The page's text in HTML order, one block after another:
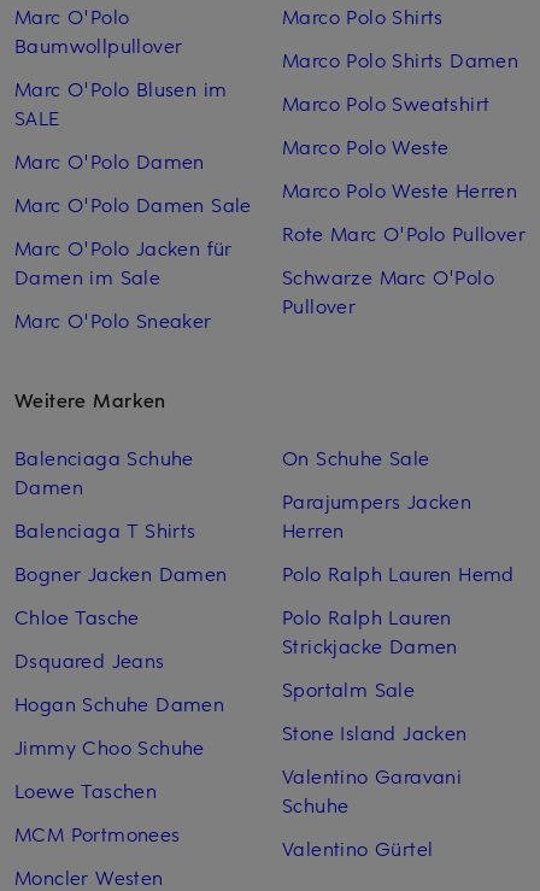
Marc O'Polo
Baumwollpullover
Marc O'Polo Blusen im
SALE
Marc O'Polo Damen
Marc O'Polo Damen Sale
Marc O'Polo Jacken für
Damen im Sale
Marc O'Polo Sneaker
Marco Polo Shirts
Marco Polo Shirts Damen
Marco Polo Sweatshirt
Marco Polo Weste
Marco Polo Weste Herren
Rote Marc O'Polo Pullover
Schwarze Marc O'Polo
Pullover
Weitere Marken
Balenciaga Schuhe
Damen
Balenciaga T Shirts
Bogner Jacken Damen
Chloe Tasche
Dsquared Jeans
Hogan Schuhe Damen
Jimmy Choo Schuhe
Loewe Taschen
MCM Portmonees
Moncler Westen
On Schuhe Sale
Parajumpers Jacken
Herren
Polo Ralph Lauren Hemd
Polo Ralph Lauren
Strickjacke Damen
Sportalm Sale
Stone Island Jacken
Valentino Garavani
Schuhe
Valentino Gürtel